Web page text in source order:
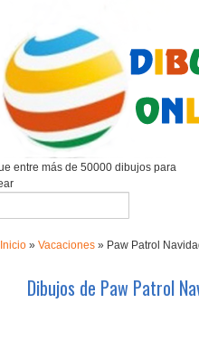
entre más de 50000 dibujos para
Inicio » Vacaciones » Paw Patrol
Dibujos de Paw Patrol